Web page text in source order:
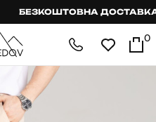
БЕЗКОШТОВНА ДОСТАВКА
0